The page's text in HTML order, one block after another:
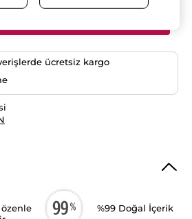
ücretsiz kargo
%99 Doğal İçerik